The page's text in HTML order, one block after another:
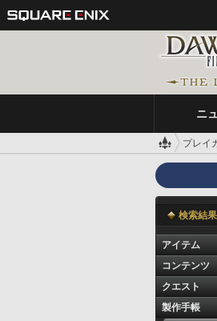
ニ
プレイ
検索結果
アイテム
コンテンツ
クエスト
製作手帳